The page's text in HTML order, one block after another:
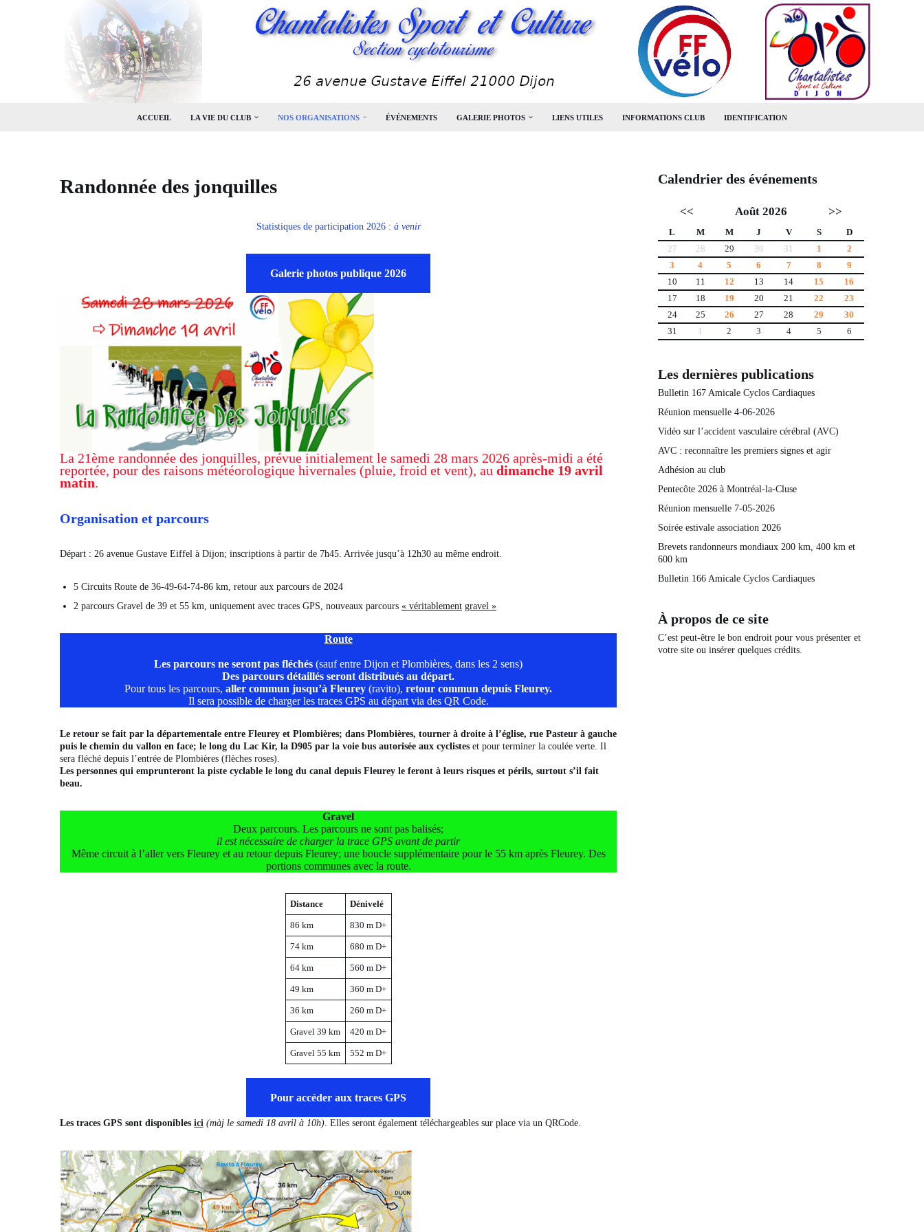
ACCUEIL LA VIE DU CLUB NOS ORGANISATIONS ÉVÉNEMENTS GALERIE PHOTOS LIENS UTILES INFORMATIONS CLUB IDENTIFICATION
Randonnée des jonquilles
Statistiques de participation 2026 : à venir
Galerie photos publique 2026
La 21ème randonnée des jonquilles, prévue initialement le samedi 28 mars 2026 après-midi a été
reportée, pour des raisons météorologique hivernales (pluie, froid et vent), au dimanche 19 avril
matin.
Organisation et parcours
Départ : 26 avenue Gustave Eiffel à Dijon; inscriptions à partir de 7h45. Arrivée jusqu’à 12h30 au même endroit.
5 Circuits Route de 36-49-64-74-86 km, retour aux parcours de 2024
2 parcours Gravel de 39 et 55 km, uniquement avec traces GPS, nouveaux parcours « véritablement gravel »
Route
Les parcours ne seront pas fléchés (sauf entre Dijon et Plombières, dans les 2 sens)
Des parcours détaillés seront distribués au départ.
Pour tous les parcours, aller commun jusqu’à Fleurey (ravito), retour commun depuis Fleurey.
Il sera possible de charger les traces GPS au départ via des QR Code.
Le retour se fait par la départementale entre Fleurey et Plombières; dans Plombières, tourner à droite à l’église, rue Pasteur à gauche
puis le chemin du vallon en face; le long du Lac Kir, la D905 par la voie bus autorisée aux cyclistes et pour terminer la coulée verte. Il
sera fléché depuis l’entrée de Plombières (flèches roses).
Les personnes qui emprunteront la piste cyclable le long du canal depuis Fleurey le feront à leurs risques et périls, surtout s’il fait
beau.
Gravel
Deux parcours. Les parcours ne sont pas balisés;
il est nécessaire de charger la trace GPS avant de partir
Même circuit à l’aller vers Fleurey et au retour depuis Fleurey; une boucle supplémentaire pour le 55 km après Fleurey. Des
portions communes avec la route.
Distance Dénivelé
86 km 830 m D+
74 km 680 m D+
64 km 560 m D+
49 km 360 m D+
36 km 260 m D+
Gravel 39 km 420 m D+
Gravel 55 km 552 m D+
Pour accéder aux traces GPS
Les traces GPS sont disponibles ici (màj le samedi 18 avril à 10h) . Elles seront également téléchargeables sur place via un QRCode.
Calendrier des événements
<< Août 2026 >>
L M M J V S
D
27
28 29 30 31 1
2
3
4 5 6 7 8
9
10
11 12 13 14 15
16
17
18 19 20 21 22
23
24
25 26 27 28 29
30
31
1 2 3 4 5 6
Les dernières publications
Bulletin 167 Amicale Cyclos Cardiaques
Réunion mensuelle 4-06-2026
Vidéo sur l’accident vasculaire cérébral (AVC)
AVC : reconnaître les premiers signes et agir
Adhésion au club
Pentecôte 2026 à Montréal-la-Cluse
Réunion mensuelle 7-05-2026
Soirée estivale association 2026
Brevets randonneurs mondiaux 200 km, 400 km et
600 km
Bulletin 166 Amicale Cyclos Cardiaques
À propos de ce site
C’est peut-être le bon endroit pour vous présenter et
votre site ou insérer quelques crédits.